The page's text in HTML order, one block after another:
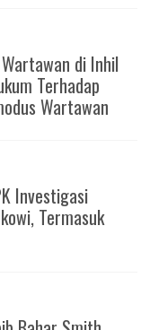
di Inhil
Terhadap
Wartawan
Investigasi
Termasuk